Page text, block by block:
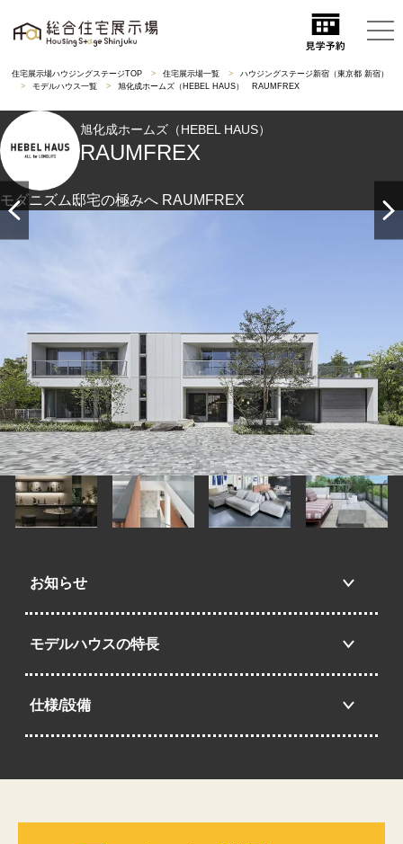
住宅展示場ハウジングステージTOP 住宅展示場一覧
ハウジングステージ新宿（東京都 新宿）
モデルハウス一覧
旭化成ホームズ（HEBEL HAUS） RAUMFREX
旭化成ホームズ（HEBEL HAUS）
RAUMFREX
モダニズム邸宅の極みへ RAUMFREX
お知らせ
モデルハウスの特長
仕様/設備